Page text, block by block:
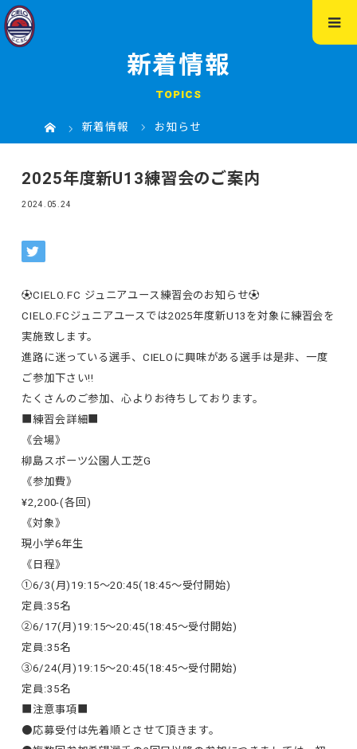
新着情報
TOPICS
新着情報 お知らせ
2025年度新U13練習会のご案内
2024.05.24
⚽️CIELO.FC ジュニアユース練習会のお知らせ⚽️
CIELO.FCジュニアユースでは2025年度新U13を対象に練習会を
実施致します。
進路に迷っている選手、CIELOに興味がある選手は是非、一度
ご参加下さい!!
たくさんのご参加、心よりお待ちしております。
■練習会詳細■
《会場》
柳島スポーツ公園人工芝G
《参加費》
¥2,200-(各回)
《対象》
現小学6年生
《日程》
①6/3(月)19:15〜20:45(18:45〜受付開始)
定員:35名
②6/17(月)19:15〜20:45(18:45〜受付開始)
定員:35名
③6/24(月)19:15〜20:45(18:45〜受付開始)
定員:35名
■注意事項■
●応募受付は先着順とさせて頂きます。